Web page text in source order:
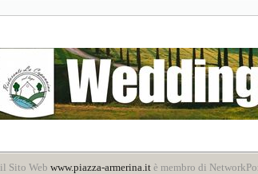
il Sito Web www.piazza-armerina.itè membro di